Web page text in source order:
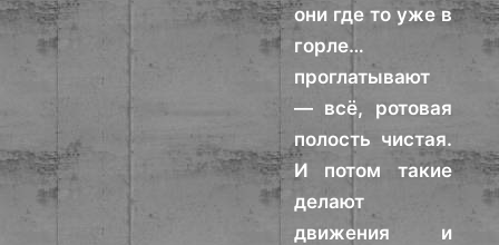
они где то уже в
горле…
проглатывают
— всё, ротовая
полость чистая.
И потом такие
делают
движения и